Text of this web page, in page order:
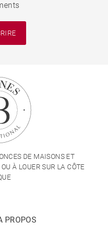
DE MAISONS ET
À LOUER SUR LA CÔTE
PROPOS